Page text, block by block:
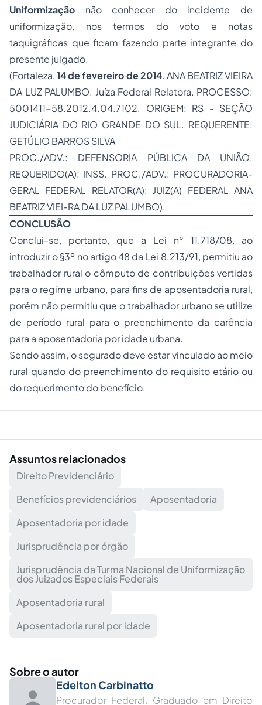
Uniformização não conhecer do incidente de
uniformização, nos termos do voto e notas
taquigráficas que ficam fazendo parte integrante do
presente julgado.
(Fortaleza,14 de fevereiro de 2014. ANA BEATRIZ VIEIRA
DA LUZ PALUMBO. Juíza Federal Relatora. PROCESSO:
5001411-58.2012.4.04.7102. ORIGEM: RS - SEÇÃO
JUDICIÁRIA DO RIO GRANDE DO SUL. REQUERENTE:
GETÚLIO BARROS SILVA
PROC./ADV.: DEFENSORIA PÚBLICA DA UNIÃO.
REQUERIDO(A): INSS. PROC./ADV.: PROCURADORIA-
GERAL FEDERAL RELATOR(A): JUIZ(A) FEDERAL ANA
BEATRIZ VIEI-RA DA LUZ PALUMBO).
CONCLUSÃO
Conclui-se, portanto, que a Lei n° 11.718/08, ao
introduzir o §3º no artigo 48 da Lei 8.213/91, permitiu ao
trabalhador rural o cômputo de contribuições vertidas
para o regime urbano, para fins de aposentadoria rural,
porém não permitiu que o trabalhador urbano se utilize
de período rural para o preenchimento da carência
para a aposentadoria por idade urbana.
Sendo assim, o segurado deve estar vinculado ao meio
rural quando do preenchimento do requisito etário ou
do requerimento do benefício.
Assuntos relacionados
Direito Previdenciário
Benefícios previdenciários
Aposentadoria
Aposentadoria por idade
Jurisprudência por órgão
Jurisprudência da Turma Nacional de Uniformização
dos Juizados Especiais Federais
Aposentadoria rural
Aposentadoria rural por idade
Sobre o autor
Edelton Carbinatto
Procurador Federal. Graduado em Direito